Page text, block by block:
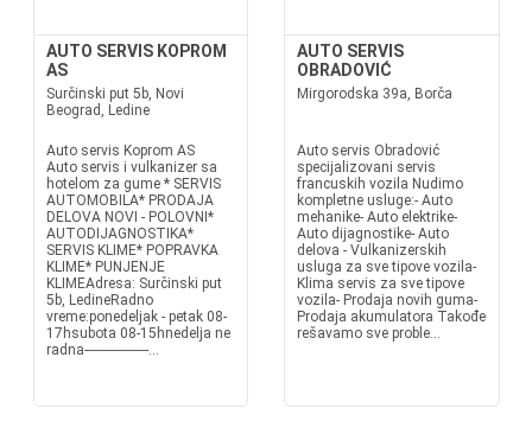
AUTO SERVIS KOPROM
AS
Surčinski put 5b, Novi
Beograd, Ledine
Auto servis Koprom AS
Auto servis i vulkanizer sa
hotelom za gume * SERVIS
AUTOMOBILA* PRODAJA
DELOVA NOVI - POLOVNI*
AUTODIJAGNOSTIKA*
SERVIS KLIME* POPRAVKA
KLIME* PUNJENJE
KLIMEAdresa: Surčinski put
5b, LedineRadno
vreme:ponedeljak - petak 08-
17hsubota 08-15hnedelja ne
radna------------------...
AUTO SERVIS
OBRADOVIĆ
Mirgorodska 39a, Borča
Auto servis Obradović
specijalizovani servis
francuskih vozila Nudimo
kompletne usluge:- Auto
mehanike- Auto elektrike-
Auto dijagnostike- Auto
delova - Vulkanizerskih
usluga za sve tipove vozila-
Klima servis za sve tipove
vozila- Prodaja novih guma-
Prodaja akumulatora Takođe
rešavamo sve proble...